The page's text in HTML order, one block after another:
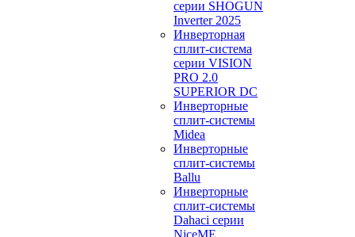
серии SHOGUN
Inverter 2025
Инверторная
сплит-система
серии VISION
PRO 2.0
SUPERIOR DC
Инверторные
сплит-системы
Midea
Инверторные
сплит-системы
Ballu
Инверторные
сплит-системы
Dahaci серии
NiceME